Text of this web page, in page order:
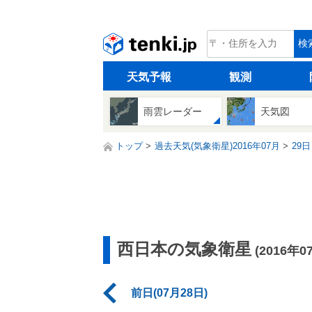
tenki.jp 検
天気予報 観測
雨雲レーダー 天気図
トップ 過去天気(気象衛星)2016年07月 29日
西日本の気象衛星 (2016年
前日(07月28日)